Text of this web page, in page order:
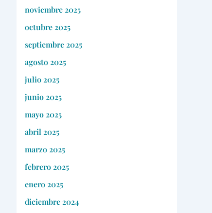
noviembre 2025
octubre 2025
septiembre 2025
agosto 2025
julio 2025
junio 2025
mayo 2025
abril 2025
marzo 2025
febrero 2025
enero 2025
diciembre 2024